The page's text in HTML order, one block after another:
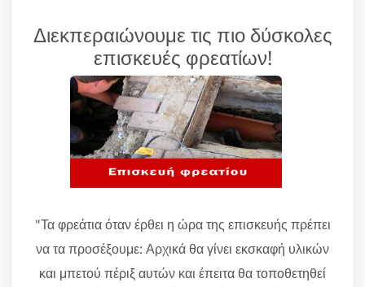
Διεκπεραιώνουμε τις πιο δύσκολες
επισκευές φρεατίων!
"Τα φρεάτια όταν έρθει η ώρα της επισκευής πρέπει
να τα προσέξουμε: Αρχικά θα γίνει εκσκαφή υλικών
και μπετού πέριξ αυτών και έπειτα θα τοποθετηθεί